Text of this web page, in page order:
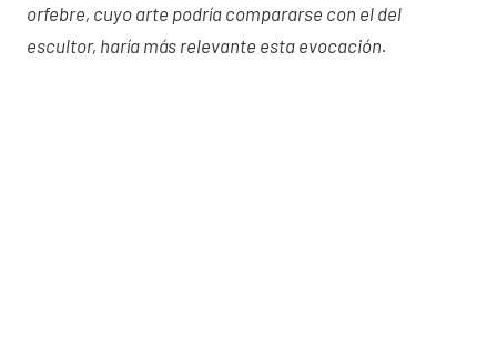
orfebre, cuyo arte podría compararse con el del
escultor, haría más relevante esta evocación.